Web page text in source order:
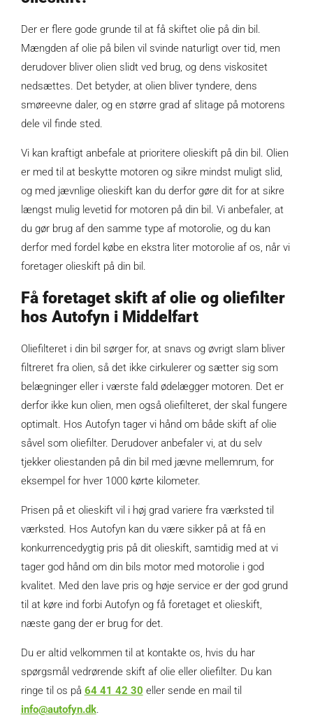
Der er flere gode grunde til at få skiftet olie på din bil.
Mængden af olie på bilen vil svinde naturligt over tid, men
derudover bliver olien slidt ved brug, og dens viskositet
nedsættes. Det betyder, at olien bliver tyndere, dens
smøreevne daler, og en større grad af slitage på motorens
dele vil finde sted.
Vi kan kraftigt anbefale at prioritere olieskift på din bil. Olien
er med til at beskytte motoren og sikre mindst muligt slid,
og med jævnlige olieskift kan du derfor gøre dit for at sikre
længst mulig levetid for motoren på din bil. Vi anbefaler, at
du gør brug af den samme type af motorolie, og du kan
derfor med fordel købe en ekstra liter motorolie af os, når vi
foretager olieskift på din bil.
Få foretaget skift af olie og oliefilter
hos Autofyn i Middelfart
Oliefilteret i din bil sørger for, at snavs og øvrigt slam bliver
filtreret fra olien, så det ikke cirkulerer og sætter sig som
belægninger eller i værste fald ødelægger motoren. Det er
derfor ikke kun olien, men også oliefilteret, der skal fungere
optimalt. Hos Autofyn tager vi hånd om både skift af olie
såvel som oliefilter. Derudover anbefaler vi, at du selv
tjekker oliestanden på din bil med jævne mellemrum, for
eksempel for hver 1000 kørte kilometer.
Prisen på et olieskift vil i høj grad variere fra værksted til
værksted. Hos Autofyn kan du være sikker på at få en
konkurrencedygtig pris på dit olieskift, samtidig med at vi
tager god hånd om din bils motor med motorolie i god
kvalitet. Med den lave pris og høje service er der god grund
til at køre ind forbi Autofyn og få foretaget et olieskift,
næste gang der er brug for det.
Du er altid velkommen til at kontakte os, hvis du har
spørgsmål vedrørende skift af olie eller oliefilter. Du kan
ringe til os på 64 41 42 30 eller sende en mail til
info@autofyn.dk.